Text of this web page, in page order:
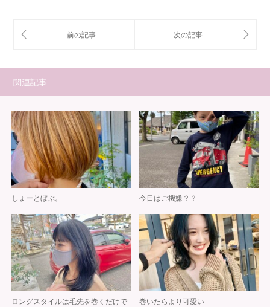
関連記事
しょーとぼぶ。 今日はご機嫌？？
ロングスタイルは毛先を巻くだけで
巻いたらより可愛い